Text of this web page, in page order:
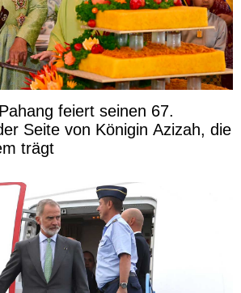
feiert seinen 67.
Seite von Königin Azizah, die
trägt